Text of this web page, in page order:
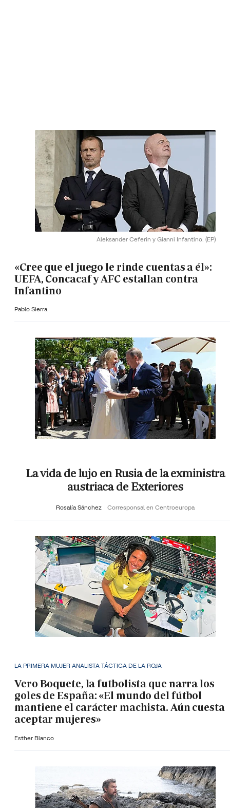
Aleksander Ceferin y Gianni Infantino. (EP)
«Cree que el juego le rinde cuentas a él»:
UEFA, Concacaf y AFC estallan contra
Infantino
Pablo Sierra
La vida de lujo en Rusia de la exministra
austriaca de Exteriores
Rosalía Sánchez Corresponsal en Centroeuropa
LA PRIMERA MUJER ANALISTA TÁCTICA DE LA ROJA
Vero Boquete, la futbolista que narra los
goles de España: «El mundo del fútbol
mantiene el carácter machista. Aún cuesta
aceptar mujeres»
Esther Blanco